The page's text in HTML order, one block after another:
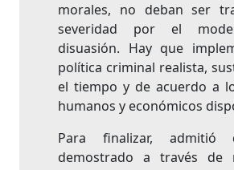
morales, no deban ser
severidad por el
disuasión. Hay que
política criminal realista,
el tiempo y de acuerdo a
humanos y económicos
Para finalizar, admitió
demostrado a través de